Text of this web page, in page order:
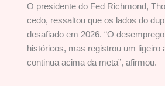
O presidente do Fed Richmond,
cedo, ressaltou que os lados do
desafiado em 2026. “O
históricos, mas registrou um ligeiro
continua acima da meta”, afirmou.